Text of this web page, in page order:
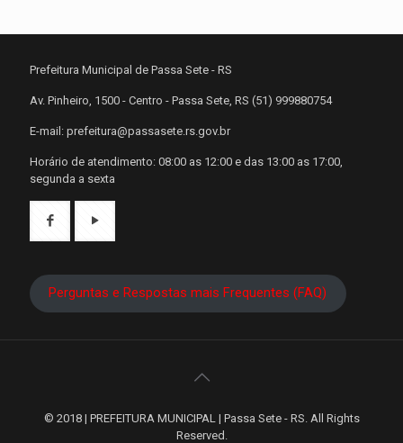
Prefeitura Municipal de Passa Sete - RS
Av. Pinheiro, 1500 - Centro - Passa Sete, RS (51) 999880754
E-mail: prefeitura@passasete.rs.gov.br
Horário de atendimento: 08:00 as 12:00 e das 13:00 as 17:00,
segunda a sexta
Perguntas e Respostas mais Frequentes (FAQ)
© 2018 | PREFEITURA MUNICIPAL | Passa Sete - RS. All Rights
Reserved.